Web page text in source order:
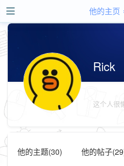
他的主页
Rick
这个人很
他的主题(30) 他的帖子